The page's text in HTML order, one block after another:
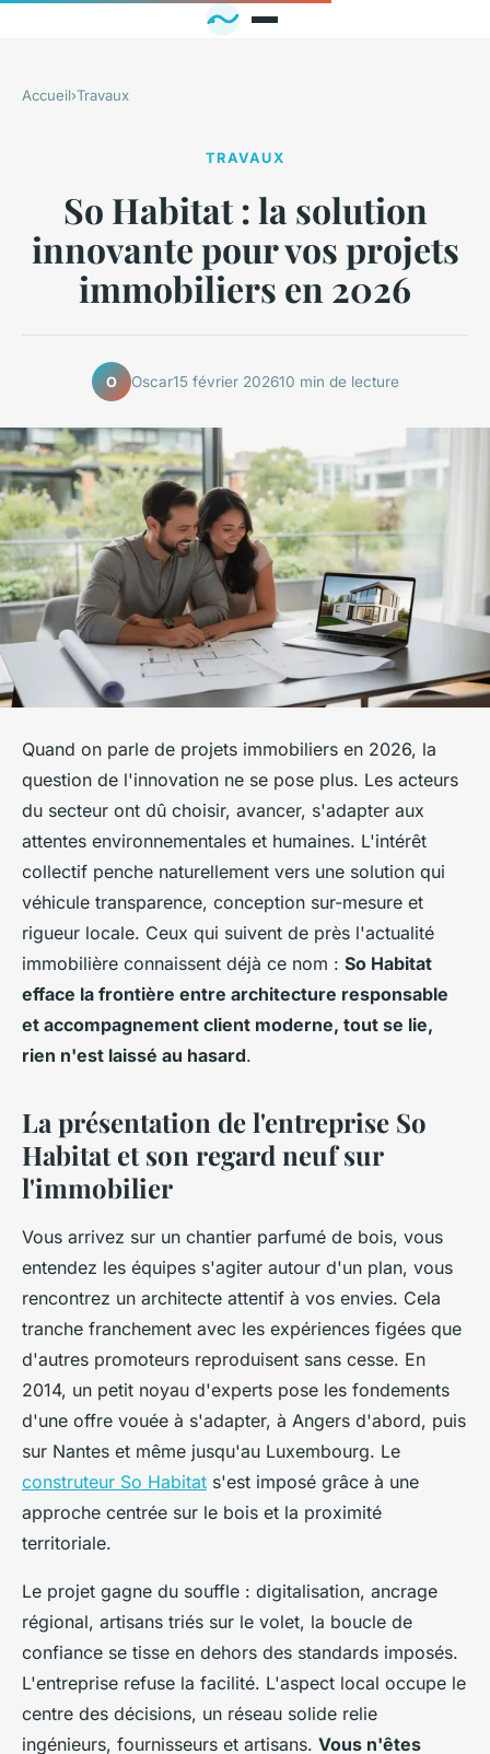
Accueil›Travaux
TRAVAUX
So Habitat : la solution
innovante pour vos projets
immobiliers en 2026
O Oscar15 février 202610 min de lecture
Quand on parle de projets immobiliers en 2026, la
question de l'innovation ne se pose plus. Les acteurs
du secteur ont dû choisir, avancer, s'adapter aux
attentes environnementales et humaines. L'intérêt
collectif penche naturellement vers une solution qui
véhicule transparence, conception sur-mesure et
rigueur locale. Ceux qui suivent de près l'actualité
immobilière connaissent déjà ce nom : So Habitat
efface la frontière entre architecture responsable
et accompagnement client moderne, tout se lie,
rien n'est laissé au hasard.
La présentation de l'entreprise So
Habitat et son regard neuf sur
l'immobilier
Vous arrivez sur un chantier parfumé de bois, vous
entendez les équipes s'agiter autour d'un plan, vous
rencontrez un architecte attentif à vos envies. Cela
tranche franchement avec les expériences figées que
d'autres promoteurs reproduisent sans cesse. En
2014, un petit noyau d'experts pose les fondements
d'une offre vouée à s'adapter, à Angers d'abord, puis
sur Nantes et même jusqu'au Luxembourg. Le
construteur So Habitat s'est imposé grâce à une
approche centrée sur le bois et la proximité
territoriale.
Le projet gagne du souffle : digitalisation, ancrage
régional, artisans triés sur le volet, la boucle de
confiance se tisse en dehors des standards imposés.
L'entreprise refuse la facilité. L'aspect local occupe le
centre des décisions, un réseau solide relie
ingénieurs, fournisseurs et artisans. Vous n'êtes